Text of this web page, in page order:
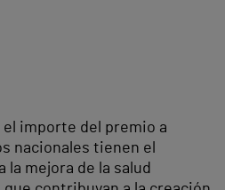
el importe del premio a
nacionales tienen el
mejora de la salud